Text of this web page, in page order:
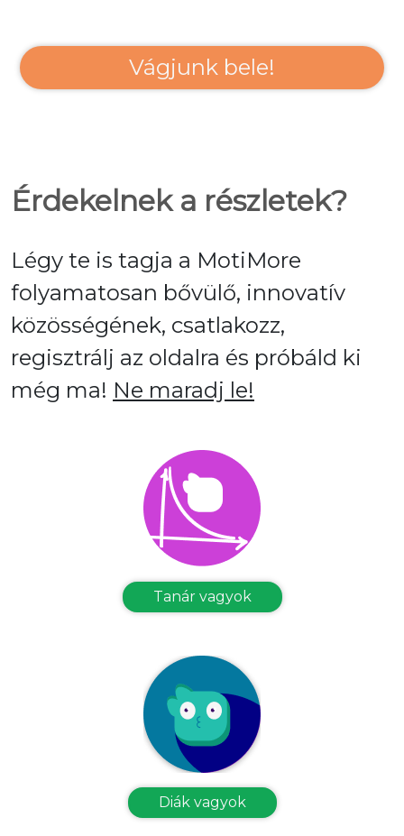
Vágjunk bele!
Érdekelnek a részletek?
Légy te is tagja a MotiMore
folyamatosan bővülő, innovatív
közösségének, csatlakozz,
regisztrálj az oldalra és próbáld ki
még ma! Ne maradj le!
Tanár vagyok
Diák vagyok